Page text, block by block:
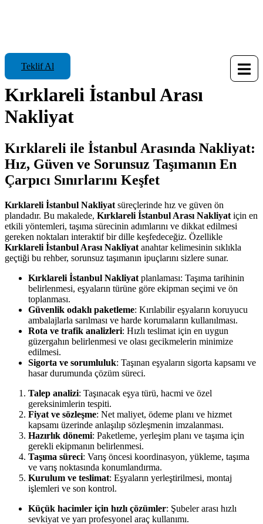
Teklif Al
Kırklareli İstanbul Arası
Nakliyat
Kırklareli ile İstanbul Arasında Nakliyat:
Hız, Güven ve Sorunsuz Taşımanın En
Çarpıcı Sınırlarını Keşfet
Kırklareli İstanbul Nakliyat süreçlerinde hız ve güven ön
plandadır. Bu makalede, Kırklareli İstanbul Arası Nakliyat için en
etkili yöntemleri, taşıma sürecinin adımlarını ve dikkat edilmesi
gereken noktaları interaktif bir dille keşfedeceğiz. Özellikle
Kırklareli İstanbul Arası Nakliyat anahtar kelimesinin sıklıkla
geçtiği bu rehber, sorunsuz taşımanın ipuçlarını sizlere sunar.
Kırklareli İstanbul Nakliyat planlaması: Taşıma tarihinin
belirlenmesi, eşyaların türüne göre ekipman seçimi ve ön
toplanması.
Güvenlik odaklı paketleme: Kırılabilir eşyaların koruyucu
ambalajlarla sarılması ve harde korumaların kullanılması.
Rota ve trafik analizleri: Hızlı teslimat için en uygun
güzergahın belirlenmesi ve olası gecikmelerin minimize
edilmesi.
Sigorta ve sorumluluk: Taşınan eşyaların sigorta kapsamı ve
hasar durumunda çözüm süreci.
Talep analizi: Taşınacak eşya türü, hacmi ve özel
gereksinimlerin tespiti.
Fiyat ve sözleşme: Net maliyet, ödeme planı ve hizmet
kapsamı üzerinde anlaşılıp sözleşmenin imzalanması.
Hazırlık dönemi: Paketleme, yerleşim planı ve taşıma için
gerekli ekipmanın belirlenmesi.
Taşıma süreci: Varış öncesi koordinasyon, yükleme, taşıma
ve varış noktasında konumlandırma.
Kurulum ve teslimat: Eşyaların yerleştirilmesi, montaj
işlemleri ve son kontrol.
Küçük hacimler için hızlı çözümler: Şubeler arası hızlı
sevkiyat ve yarı profesyonel araç kullanımı.